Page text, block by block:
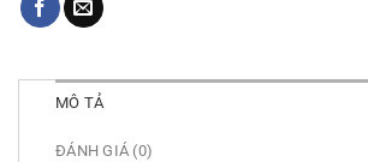
MÔ TẢ
ĐÁNH GIÁ (0)